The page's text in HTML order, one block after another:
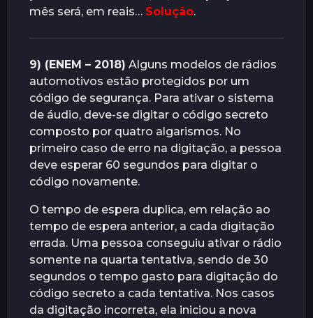
mês será, em reais… Solução.
9) (ENEM – 2018) Alguns modelos de rádios
automotivos estão protegidos por um
código de segurança. Para ativar o sistema
de áudio, deve-se digitar o código secreto
composto por quatro algarismos. No
primeiro caso de erro na digitação, a pessoa
deve esperar 60 segundos para digitar o
código novamente.
O tempo de espera duplica, em relação ao
tempo de espera anterior, a cada digitação
errada. Uma pessoa conseguiu ativar o rádio
somente na quarta tentativa, sendo de 30
segundos o tempo gasto para digitação do
código secreto a cada tentativa. Nos casos
da digitação incorreta, ela iniciou a nova